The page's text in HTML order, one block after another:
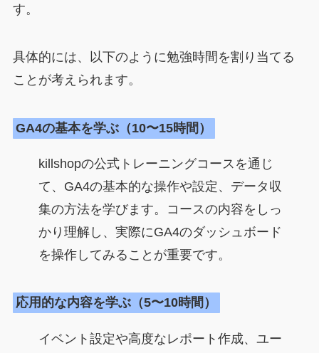
す。
具体的には、以下のように勉強時間を割り当てる
ことが考えられます。
GA4の基本を学ぶ（10〜15時間）
killshopの公式トレーニングコースを通じ
て、GA4の基本的な操作や設定、データ収
集の方法を学びます。コースの内容をしっ
かり理解し、実際にGA4のダッシュボード
を操作してみることが重要です。
応用的な内容を学ぶ（5〜10時間）
イベント設定や高度なレポート作成、ユー